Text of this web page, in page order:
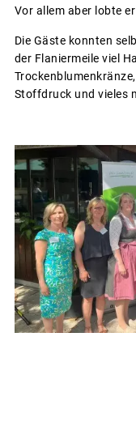
Vor allem aber lobte
Die Gäste konnten
der Flaniermeile viel
Stoffdruck und vieles